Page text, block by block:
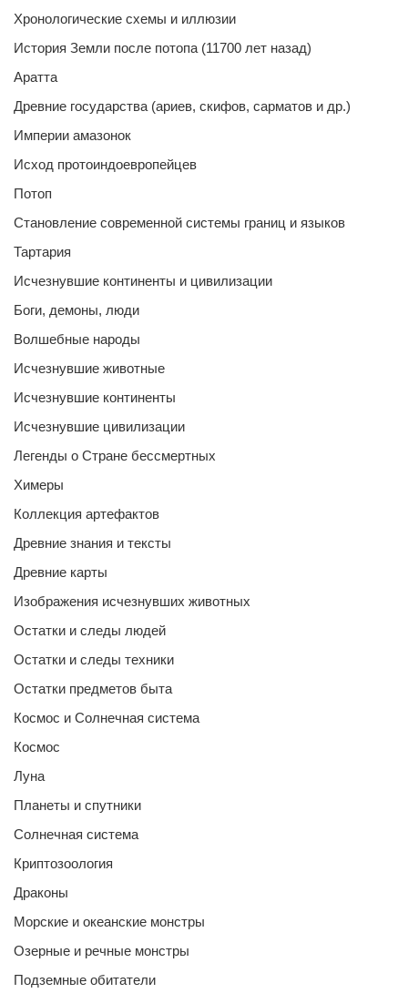
Хронологические схемы и иллюзии
История Земли после потопа (11700 лет назад)
Аратта
Древние государства (ариев, скифов, сарматов и др.)
Империи амазонок
Исход протоиндоевропейцев
Потоп
Становление современной системы границ и языков
Тартария
Исчезнувшие континенты и цивилизации
Боги, демоны, люди
Волшебные народы
Исчезнувшие животные
Исчезнувшие континенты
Исчезнувшие цивилизации
Легенды о Стране бессмертных
Химеры
Коллекция артефактов
Древние знания и тексты
Древние карты
Изображения исчезнувших животных
Остатки и следы людей
Остатки и следы техники
Остатки предметов быта
Космос и Солнечная система
Космос
Луна
Планеты и спутники
Солнечная система
Криптозоология
Драконы
Морские и океанские монстры
Озерные и речные монстры
Подземные обитатели